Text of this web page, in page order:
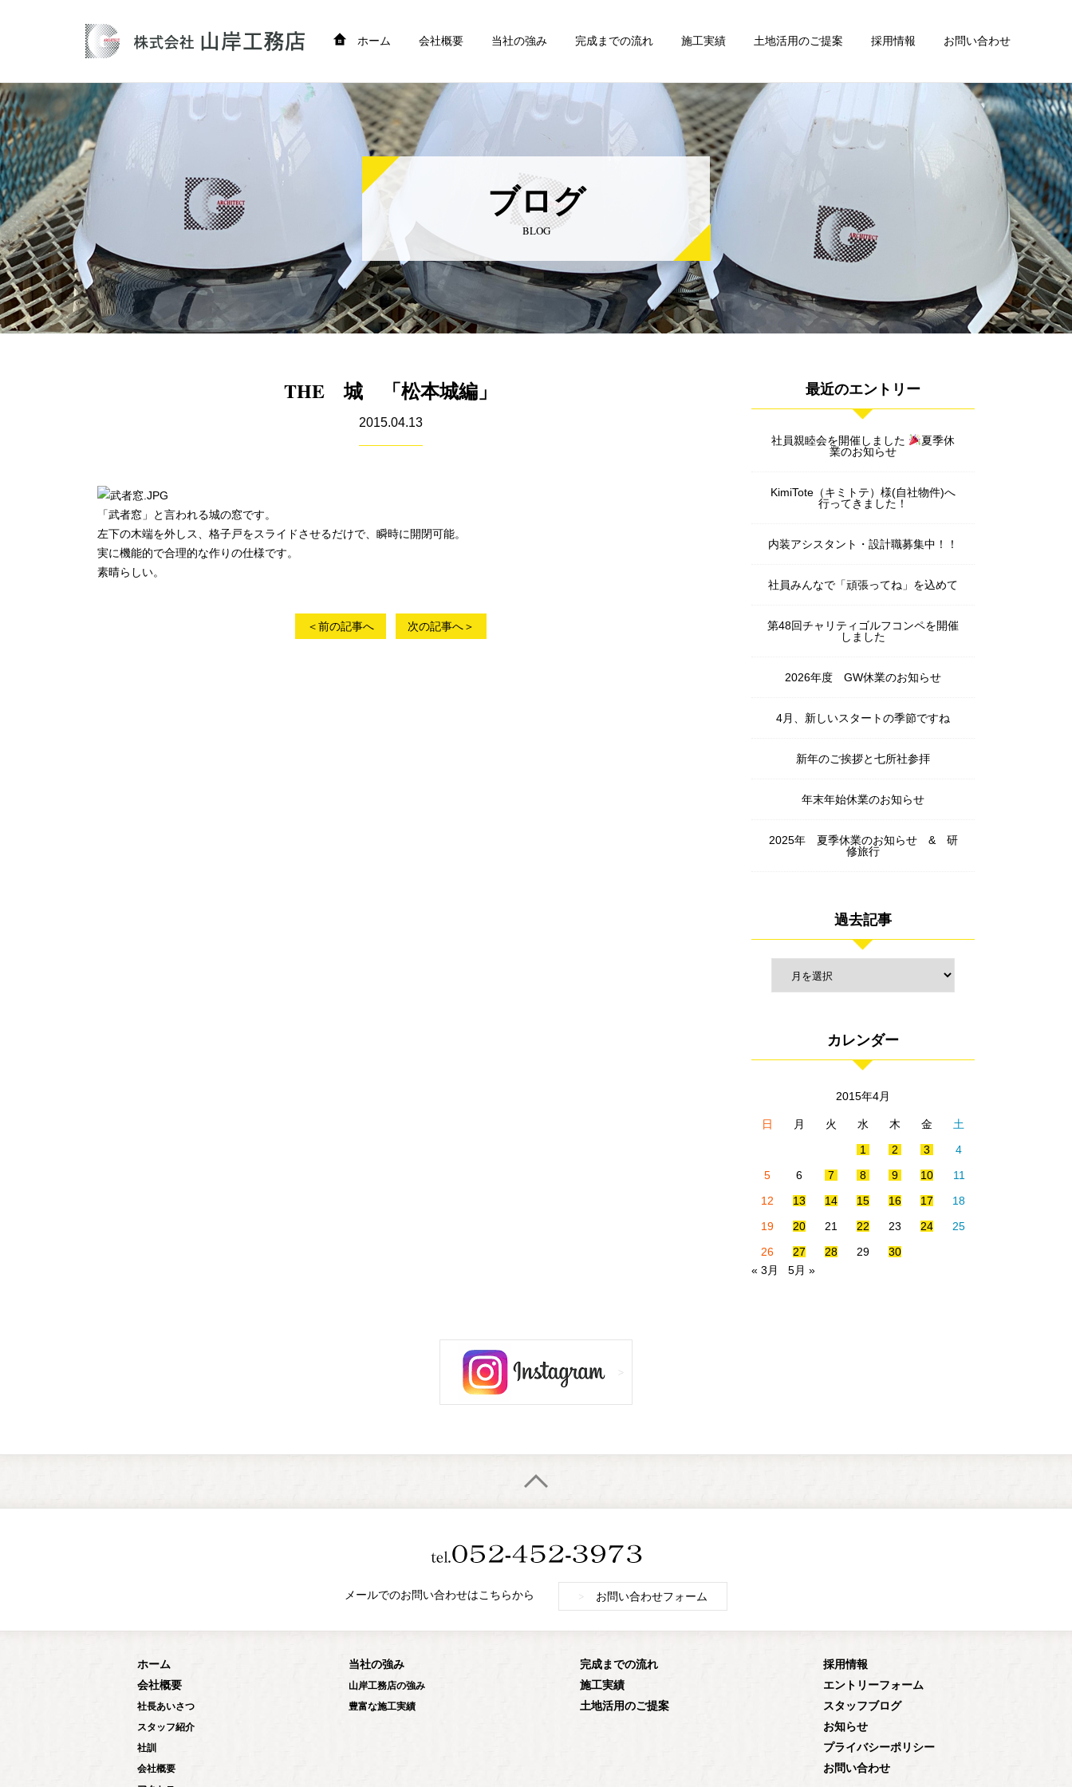
ホーム 会社概要 当社の強み 完成までの流れ 施工実績 土地活用のご提案 採用情報 お問い合わせ
ブログ
BLOG
THE 城 「松本城編」
2015.04.13
「武者窓」と言われる城の窓です。
左下の木端を外しス、格子戸をスライドさせるだけで、瞬時に開閉可能。
実に機能的で合理的な作りの仕様です。
素晴らしい。
＜前の記事へ 次の記事へ＞
最近のエントリー
社員親睦会を開催しました
夏季休
業のお知らせ
KimiTote（キミトテ）様(自社物件)へ
行ってきました！
内装アシスタント・設計職募集中！！
社員みんなで「頑張ってね」を込めて
第48回チャリティゴルフコンペを開催
しました
2026年度 GW休業のお知らせ
4月、新しいスタートの季節ですね
新年のご挨拶と七所社参拝
年末年始休業のお知らせ
2025年 夏季休業のお知らせ & 研
修旅行
過去記事
カレンダー
2015年4月
日 月 火 水 木 金
土
1
2 3
4
5
6 7 8 9 10
11
12
13 14 15 16 17
18
19
20 21 22 23 24
25
26
27 28 29
30
« 3月
5月 »
メールでのお問い合わせはこちらから お問い合わせフォーム
ホーム
会社概要
社長あいさつ
スタッフ紹介
社訓
会社概要
当社の強み
山岸工務店の強み
豊富な施工実績
完成までの流れ
施工実績
土地活用のご提案
採用情報
エントリーフォーム
スタッフブログ
お知らせ
プライバシーポリシー
お問い合わせ